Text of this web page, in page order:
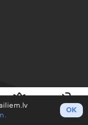
IeietOK